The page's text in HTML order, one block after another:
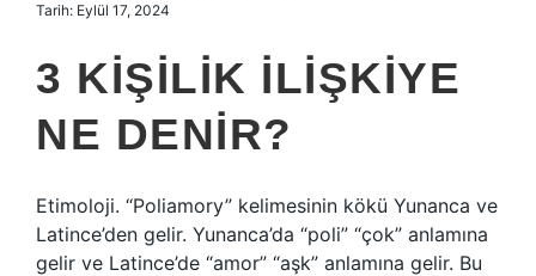
Tarih: Eylül 17, 2024
3 KIŞILIK ILIŞKIYE
NE DENIR?
Etimoloji. “Poliamory” kelimesinin kökü Yunanca ve
Latince’den gelir. Yunanca’da “poli” “çok” anlamına
gelir ve Latince’de “amor” “aşk” anlamına gelir. Bu